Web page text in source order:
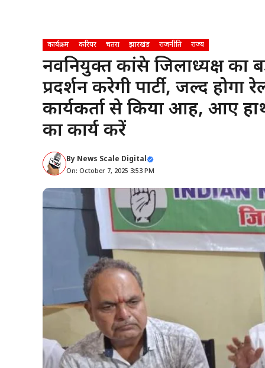
कार्यक्रम करियर चतरा झारखंड राजनीति राज्य
नवनियुक्त कांग्रेस जिलाध्यक्ष
प्रदर्शन करेगी पार्टी, जल्द
कार्यकर्ता से किया आग्रह, आए
का कार्य करें
By News Scale Digital
On: October 7, 2025 3:53 PM